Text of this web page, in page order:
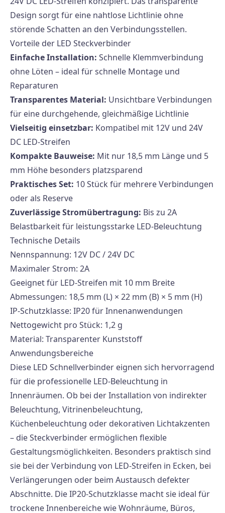
Design sorgt für eine nahtlose Lichtlinie ohne
störende Schatten an den Verbindungsstellen.
Vorteile der LED Steckverbinder
Einfache Installation: Schnelle Klemmverbindung
ohne Löten – ideal für schnelle Montage und
Reparaturen
Transparentes Material: Unsichtbare Verbindungen
für eine durchgehende, gleichmäßige Lichtlinie
Vielseitig einsetzbar: Kompatibel mit 12V und 24V
DC LED-Streifen
Kompakte Bauweise: Mit nur 18,5 mm Länge und 5
mm Höhe besonders platzsparend
Praktisches Set: 10 Stück für mehrere Verbindungen
oder als Reserve
Zuverlässige Stromübertragung: Bis zu 2A
Belastbarkeit für leistungsstarke LED-Beleuchtung
Technische Details
Nennspannung: 12V DC / 24V DC
Maximaler Strom: 2A
Geeignet für LED-Streifen mit 10 mm Breite
Abmessungen: 18,5 mm (L) × 22 mm (B) × 5 mm (H)
IP-Schutzklasse: IP20 für Innenanwendungen
Nettogewicht pro Stück: 1,2 g
Material: Transparenter Kunststoff
Anwendungsbereiche
Diese LED Schnellverbinder eignen sich hervorragend
für die professionelle LED-Beleuchtung in
Innenräumen. Ob bei der Installation von indirekter
Beleuchtung, Vitrinenbeleuchtung,
Küchenbeleuchtung oder dekorativen Lichtakzenten
– die Steckverbinder ermöglichen flexible
Gestaltungsmöglichkeiten. Besonders praktisch sind
sie bei der Verbindung von LED-Streifen in Ecken, bei
Verlängerungen oder beim Austausch defekter
Abschnitte. Die IP20-Schutzklasse macht sie ideal für
trockene Innenbereiche wie Wohnräume, Büros,